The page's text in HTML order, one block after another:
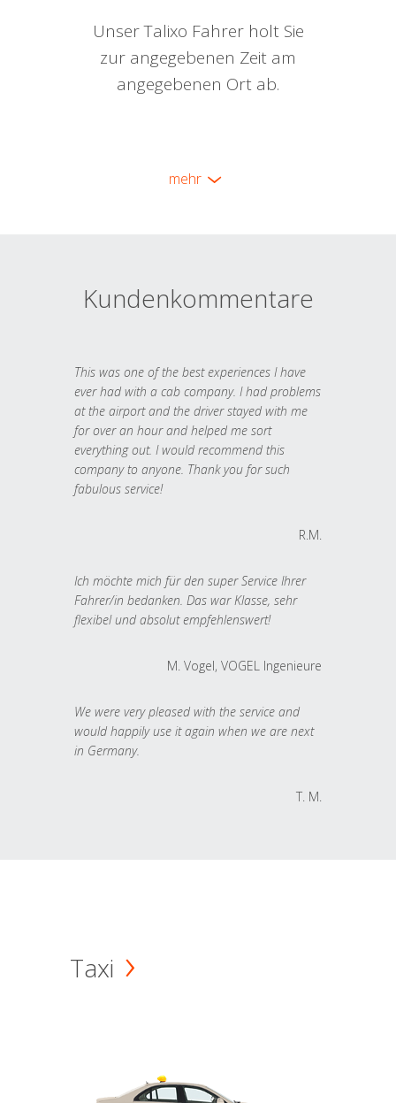
Unser Talixo Fahrer holt Sie
zur angegebenen Zeit am
angegebenen Ort ab.
mehr
Kundenkommentare
This was one of the best experiences I have
ever had with a cab company. I had problems
at the airport and the driver stayed with me
for over an hour and helped me sort
everything out. I would recommend this
company to anyone. Thank you for such
fabulous service!
R.M.
Ich möchte mich für den super Service Ihrer
Fahrer/in bedanken. Das war Klasse, sehr
flexibel und absolut empfehlenswert!
M. Vogel, VOGEL Ingenieure
We were very pleased with the service and
would happily use it again when we are next
in Germany.
T. M.
Taxi